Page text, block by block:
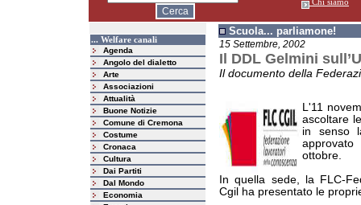
Chi siamo
... Welfare canali
Agenda
Angolo del dialetto
Arte
Associazioni
Attualità
Buone Notizie
Comune di Cremona
Costume
Cronaca
Cultura
Dai Partiti
Dal Mondo
Economia
Scuola... parliamone!
15 Settembre, 2002
Il DDL Gelmini
Il documento della
L'11
ascoltare
in senso
ottobre.
In quella sede, la FLC-
Cgil ha presentato le